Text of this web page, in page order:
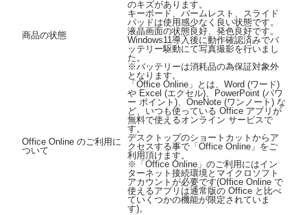
商品の状態
のキズがあります。
キーボード、パームレスト、スライド
パッドは使用感少なく良い状態です。
液晶画面の状態良好、発色良好です。
Windows11導入後に動作確認済みでバ
ッテリー駆動にて写真撮影を行いまし
た。
※バッテリーは消耗品の為保証対象外
となります。
Office Online のご利用に
ついて
「Office Online」とは、Word (ワード)
や Excel (エクセル)、PowerPoint (パワ
ー ポイント)、OneNote (ワンノート) な
ど、いつも使っている Office アプリが
無料で使えるオンライン サービスで
す。
デスクトップのショートカットからア
クセスする事で「Office Online」をご
利用頂けます。
※「Office Online」のご利用にはイン
ターネット接続環境とマイクロソフト
アカウントが必要です(Office Online で
使えるアプリは通常版の Office と比べ
ていくつかの機能が限定されていま
す)。